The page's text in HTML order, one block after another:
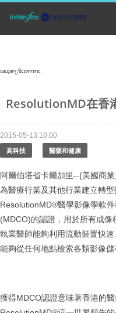
ResolutionMD在香
2015-05-13 10:00
高科技 醫藥和健康
阿爾伯塔省卡爾加里--(美國商
為醫療行業及其他行業建立轉
ResolutionMD®醫學影像學軟
(MDCO)的認證，用於所有成
執業醫師能夠利用流動裝置快
能夠從任何地點檢索各類影像儲
獲得MDCO認證意味著香港的